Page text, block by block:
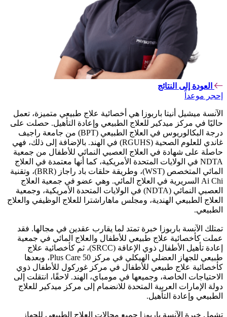
العودة إلى النتائج
إحجر موعداً
الآنسة ميشيل أنيتا باربوزا هي أخصائية علاج طبيعي متميزة، تعمل
حاليًا في مركز ميدكير للعلاج الطبيعي وإعادة التأهيل. حصلت على
درجة البكالوريوس في العلاج الطبيعي (BPT) من جامعة راجيف
غاندي للعلوم الصحية (RGUHS) في الهند. بالإضافة إلى ذلك، فهي
حاصلة على شهادة في العلاج العصبي النمائي للأطفال من جمعية
NDTA في الولايات المتحدة الأمريكية، كما أنها معتمدة في العلاج
المائي المتخصص (WST)، وطريقة حلقات باد راجاز (BRR)، وتقنية
Ai Chi السريرية في العلاج المائي. وهي عضو في جمعية العلاج
العصبي النمائي (NDTA) في الولايات المتحدة الأمريكية، وجمعية
العلاج الطبيعي الهندية، ومجلس ماهاراشترا للعلاج الوظيفي والعلاج
الطبيعي.
تمتلك الآنسة باربوزا خبرة تمتد لما يقارب عقدين في مجالها. فقد
عملت كأخصائية علاج طبيعي للأطفال والعلاج المائي في جمعية
إعادة تأهيل الأطفال ذوي الإعاقة (SRCC)، ثم كأخصائية علاج
طبيعي للجهاز العضلي الهيكلي في مركز 50 Plus Care، وبعدها
كأخصائية علاج طبيعي للأطفال في مركز غوركول للأطفال ذوي
الاحتياجات الخاصة، وجميعها في مومباي، الهند. لاحقًا، انتقلت إلى
دولة الإمارات العربية المتحدة للانضمام إلى مركز ميدكير للعلاج
الطبيعي وإعادة التأهيل.
تشمل خبرة الآنسة باربوزا جميع مجالات العلاج الطبيعي للجهاز